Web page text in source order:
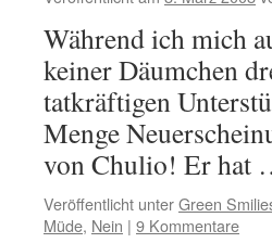
Während ich mich
keiner Däumchen
tatkräftigen
Menge
von Chulio! Er hat
Veröffentlicht unterGreen
Müde, Nein | 9 Kommentare